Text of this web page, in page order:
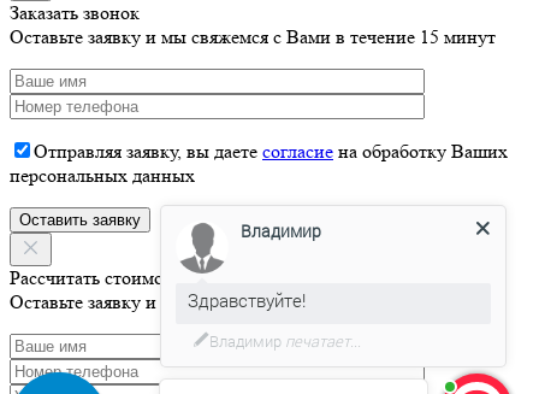
Заказать звонок
Оставьте заявку и мы свяжемся с Вами в течение 15 минут
Отправляя заявку, вы даете согласие на обработку Ваших
персональных данных
Рассчитать стоимость
Оставьте заявку и мы свяжемся с Вами в течение 15 минут
Владимир
Здравствуйте!